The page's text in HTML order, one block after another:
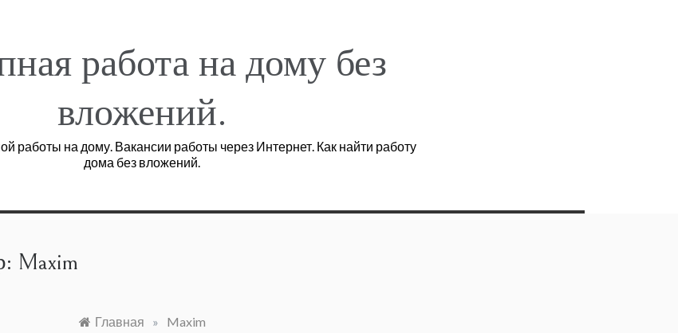
работа на дому без
вложений.
работы на дому. Вакансии работы через Интернет. Как найти работу
дома без вложений.
Maxim
Главная » Maxim